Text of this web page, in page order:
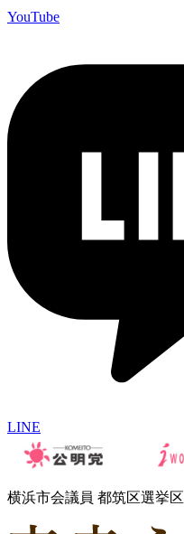
YouTube
LINE
横浜市会議員 都筑区選挙区